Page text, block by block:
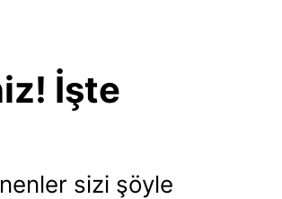
İşte
sizi şöyle